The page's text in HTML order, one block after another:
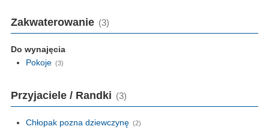
Zakwaterowanie (3)
Do wynajęcia
Pokoje (3)
Przyjaciele / Randki (3)
Chłopak pozna dziewczynę (2)